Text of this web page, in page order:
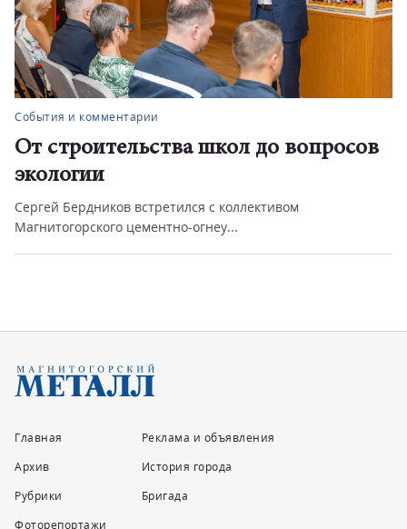
школ до вопросов
с коллективом
огнеу...
Социальная
Новые инструменты
Главная
Архив
Рубрики
Фоторепортажи
Реклама и объявления
История города
Бригада